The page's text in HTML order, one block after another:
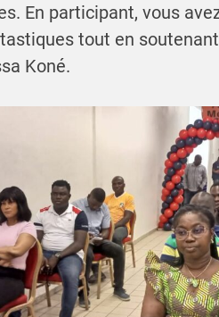
En participant, vous
tout en
Koné.